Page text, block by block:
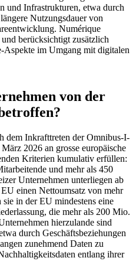
und Infrastrukturen, etwa durch
Nutzungsdauer von
Numérique
berücksichtigt zusätzlich
im Umgang mit digitalen
von der
dem Inkrafttreten der Omnibus-I-
2026 an grosse europäische
Kriterien kumulativ erfüllen:
und mehr als 450
Unternehmen unterliegen ab
einen Nettoumsatz von mehr
in der EU mindestens eine
die mehr als 200 Mio.
hierzulande sind
durch Geschäftsbeziehungen
zunehmend Daten zu
entlang ihrer